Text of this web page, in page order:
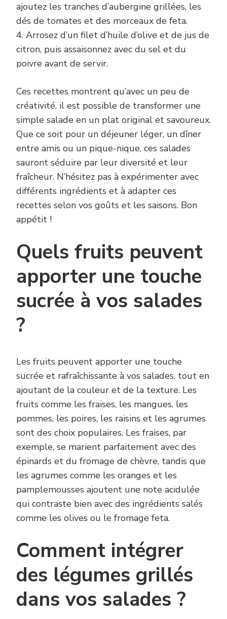
ajoutez les tranches d’aubergine grillées, les
dés de tomates et des morceaux de feta.
4. Arrosez d’un filet d’huile d’olive et de jus de
citron, puis assaisonnez avec du sel et du
poivre avant de servir.
Ces recettes montrent qu’avec un peu de
créativité, il est possible de transformer une
simple salade en un plat original et savoureux.
Que ce soit pour un déjeuner léger, un dîner
entre amis ou un pique-nique, ces salades
sauront séduire par leur diversité et leur
fraîcheur. N’hésitez pas à expérimenter avec
différents ingrédients et à adapter ces
recettes selon vos goûts et les saisons. Bon
appétit !
Quels fruits peuvent
apporter une touche
sucrée à vos salades
?
Les fruits peuvent apporter une touche
sucrée et rafraîchissante à vos salades, tout en
ajoutant de la couleur et de la texture. Les
fruits comme les fraises, les mangues, les
pommes, les poires, les raisins et les agrumes
sont des choix populaires. Les fraises, par
exemple, se marient parfaitement avec des
épinards et du fromage de chèvre, tandis que
les agrumes comme les oranges et les
pamplemousses ajoutent une note acidulée
qui contraste bien avec des ingrédients salés
comme les olives ou le fromage feta.
Comment intégrer
des légumes grillés
dans vos salades ?